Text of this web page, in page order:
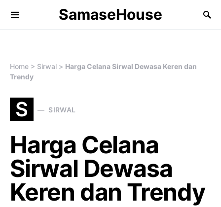
SamaseHouse
Search for:
Home > Sirwal > Harga Celana Sirwal Dewasa Keren dan
Trendy
S SIRWAL
Harga Celana
Sirwal Dewasa
Keren dan Trendy